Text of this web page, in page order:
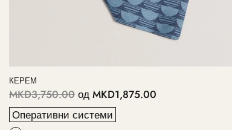
КЕРЕМ
MKD3,750.00 од MKD1,875.00
Оперативни системи